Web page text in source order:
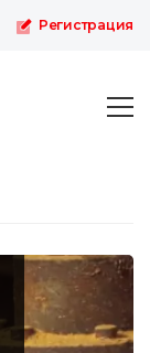
Регистрация